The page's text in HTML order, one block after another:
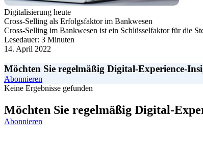
Digitalisierung heute
Cross-Selling als Erfolgsfaktor im Bankwesen
Cross-Selling im Bankwesen ist ein Schlüsselfaktor für die
Lesedauer: 3 Minuten
14. April 2022
Möchten Sie regelmäßig Digital-Experience-
Abonnieren
Keine Ergebnisse gefunden
Möchten Sie regelmäßig Digital-
Abonnieren